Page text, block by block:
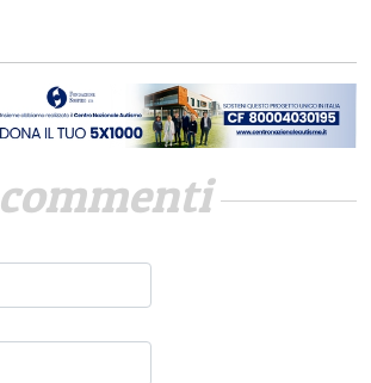
commenti